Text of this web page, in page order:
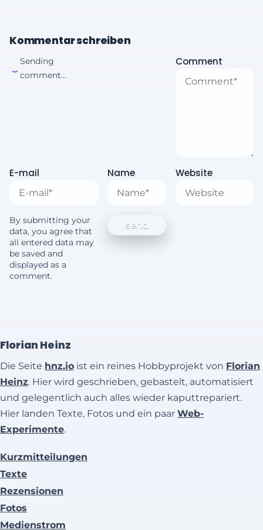
Kommentar schreiben
Sending
comment...
Comment
E-mail Name Website
By submitting your
data, you agree that
all entered data may
be saved and
displayed as a
comment.
Florian Heinz
Die Seite hnz.io ist ein reines Hobbyprojekt von Florian
Heinz. Hier wird geschrieben, gebastelt, automatisiert
und gelegentlich auch alles wieder kaputtrepariert.
Hier landen Texte, Fotos und ein paar Web-
Experimente.
Kurzmitteilungen
Texte
Rezensionen
Fotos
Medienstrom